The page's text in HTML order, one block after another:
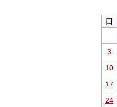
日
3
10
17
24